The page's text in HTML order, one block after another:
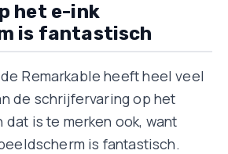
het e-ink
is fantastisch
Remarkable heeft heel veel
de schrijfervaring op het
dat is te merken ook, want
is fantastisch.